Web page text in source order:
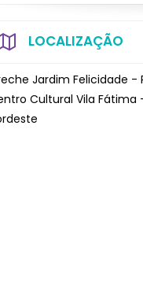
LOCALIZAÇÃO
Jardim Felicidade -
Cultural Vila Fátima